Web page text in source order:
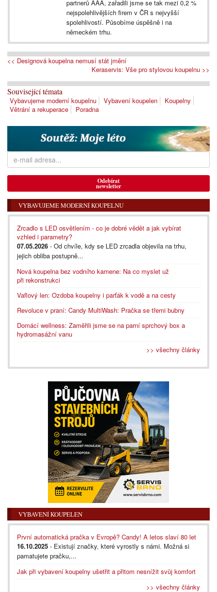
partnerů AAA, zařadili jsme se tak mezi 0,2 %
nejspolehlivějších firem v ČR s nejvyšší
spolehlivostí. Působíme úspěšně i na
německém trhu.
<< Designová koupelna nemusí stát jmění
Keraservis: Vše pro stylovou koupelnu >>
Související témata
Vybavujeme moderní koupelnu Vybavení koupelen
Koupelny
Větrání a rekuperace
Poradna
Odebírat
newsletter
VYBAVUJEME MODERNÍ KOUPELNU
Zrcadlo s LED osvětlením - co je dobré vědět a jak vybírat
vzhled i parametry?
07.05.2026 - Od chvíle, kdy se LED zrcadla objevila na trhu,
jejich obliba postupně...
Nová koupelna bez vodního kamene: Na co myslet už
při rekonstrukci
Vaflový len: Ozdoba koupelny i parťák k vodě a na cesty
Revoluce v praní: Candy MultiWash: Pračka se třemi bubny
Domácí wellness: Zaměřili jsme se na parní sprchový box a
hydromasážní vanu
>> všechny články
VYBAVENÍ KOUPELEN
První automatická pračka v Evropě? Candy! A letos slaví 80 let
16.10.2025 - Existují značky, které vyrostly s námi. Možná si
pamatujete pračku,...
Jak při vybavení koupelny ušetřit a přitom nesnížit svůj komfort
>> všechny články